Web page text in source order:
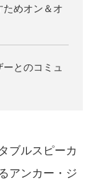
めオン＆オ
とのコミュ
ブルスピーカ
アンカー・ジ